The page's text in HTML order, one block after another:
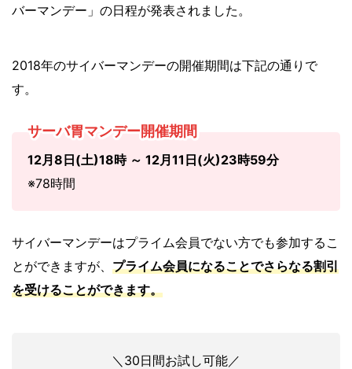
バーマンデー」の日程が発表されました。
2018年のサイバーマンデーの開催期間は下記の通りで
す。
サーバ胃マンデー開催期間
12月8日(土)18時 ～ 12月11日(火)23時59分
※78時間
サイバーマンデーはプライム会員でない方でも参加するこ
とができますが、 プライム会員になることでさらなる割引
を受けることができます。
＼30日間お試し可能／